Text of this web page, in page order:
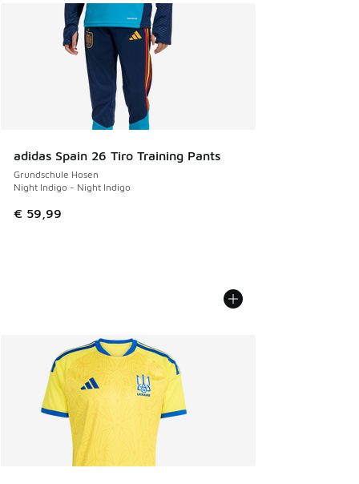
adidas Spain 26 Tiro Training Pants
Grundschule Hosen
Night Indigo - Night Indigo
€ 59,99